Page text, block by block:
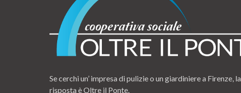
Se cerchi un’ impresa di pulizie o un giardiniere a Firenze, la
risposta è Oltre il Ponte.